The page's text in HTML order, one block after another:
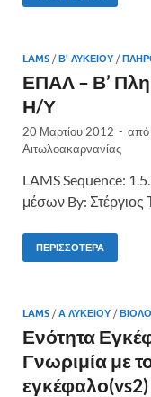
LAMS /Β' ΛΥΚΕΊΟΥ /
ΕΠΑΛ – Β’
Η/Υ
20 Μαρτίου 2012 - από
Αιτωλοακαρνανίας
LAMS Sequence:
μέσων By:
ΠΕΡΙΣΣΌΤΕΡΑ
LAMS /Α ΛΥΚΕΊΟΥ /
Ενότητα
Γνωριμία με
εγκέφαλο(vs2)